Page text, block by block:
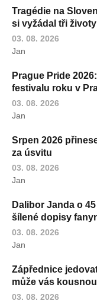
Tragédie na
si vyžádal tři životy
03. 08. 2026
Jan
Prague Pride
festivalu roku v
03. 08. 2026
Jan
Srpen 2026
za úsvitu
03. 08. 2026
Jan
Dalibor Janda o
šílené dopisy
03. 08. 2026
Jan
Zápřednice
může vás
03. 08. 2026